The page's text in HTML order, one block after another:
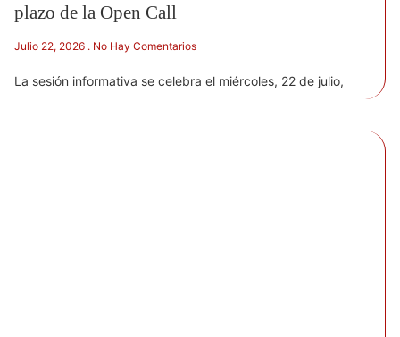
plazo de la Open Call
Julio 22, 2026 No Hay Comentarios
La sesión informativa se celebra el miércoles, 22 de julio,